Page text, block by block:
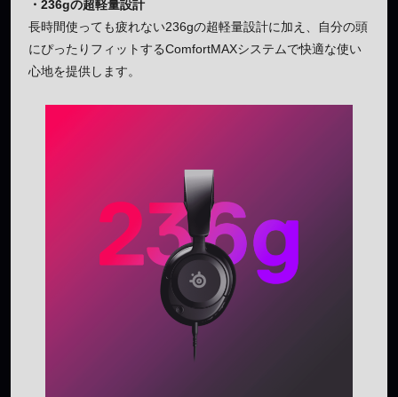
・236gの超軽量設計
長時間使っても疲れない236gの超軽量設計に加え、自分の頭
にぴったりフィットするComfortMAXシステムで快適な使い
心地を提供します。